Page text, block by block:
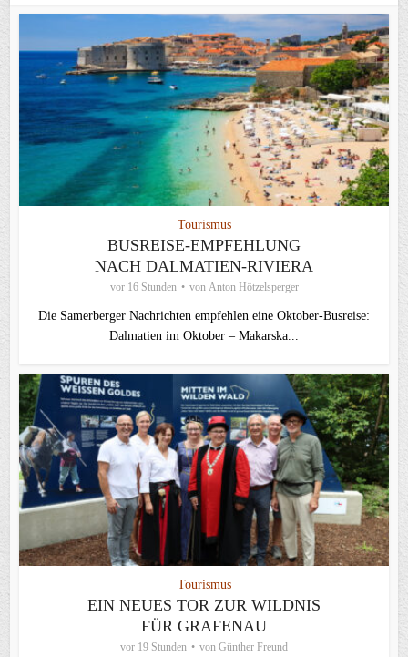
Tourismus
BUSREISE-EMPFEHLUNG
NACH DALMATIEN-RIVIERA
vor 16 Stunden von Anton Hötzelsperger
Die Samerberger Nachrichten empfehlen eine Oktober-Busreise:
Dalmatien im Oktober – Makarska...
Tourismus
EIN NEUES TOR ZUR WILDNIS
FÜR GRAFENAU
vor 19 Stunden von Günther Freund